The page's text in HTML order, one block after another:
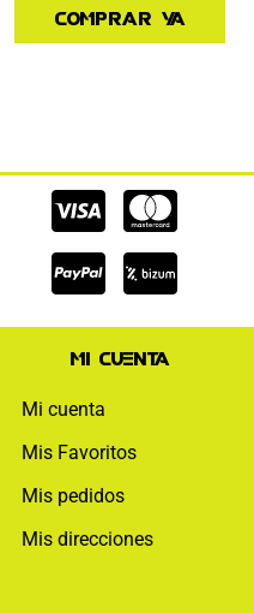
Comprar ya
Cc-
visa
Cc-
Cc-
paypal
Mi cuenta
Mi cuenta
Mis Favoritos
Mis pedidos
Mis direcciones